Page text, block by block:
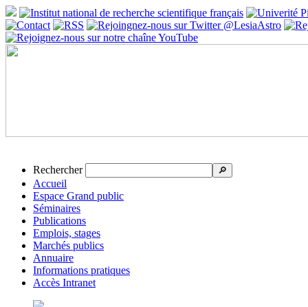
Rechercher 🔎
Accueil
Espace Grand public
Séminaires
Publications
Emplois, stages
Marchés publics
Annuaire
Informations pratiques
Accès Intranet